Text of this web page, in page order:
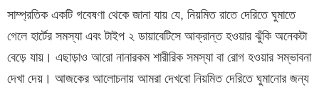
সাম্প্রতিক একটি গবেষণা থেকে জানা যায় যে, নিয়মিত রাতে দেরিতে ঘুমাতে
গেলে হার্টের সমস্যা এবং টাইপ ২ ডায়াবেটিসে আক্রান্ত হওয়ার ঝুঁকি অনেকটা
বেড়ে যায়। এছাড়াও আরো নানারকম শারীরিক সমস্যা বা রোগ হওয়ার সম্ভাবনা
দেখা দেয়। আজকের আলোচনায় আমরা দেখবো নিয়মিত দেরিতে ঘুমানোর জন্য